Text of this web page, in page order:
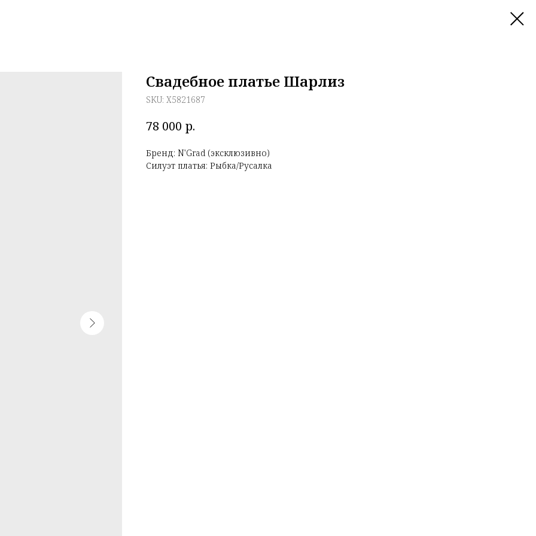
Свадебное платье Шарлиз
SKU: X5821687
78 000 р.
Бренд: N'Grad (эксклюзивно)
Силуэт платья: Рыбка/Русалка